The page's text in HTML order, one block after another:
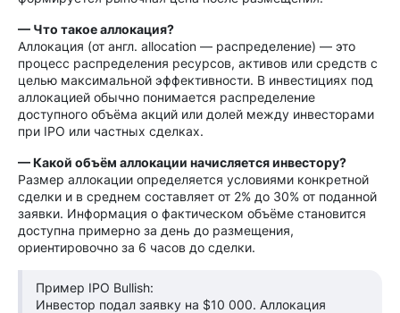
— Что такое аллокация?
Аллокация (от англ. allocation — распределение) — это
процесс распределения ресурсов, активов или средств с
целью максимальной эффективности. В инвестициях под
аллокацией обычно понимается распределение
доступного объёма акций или долей между инвесторами
при IPO или частных сделках.
— Какой объём аллокации начисляется инвестору?
Размер аллокации определяется условиями конкретной
сделки и в среднем составляет от 2% до 30% от поданной
заявки. Информация о фактическом объёме становится
доступна примерно за день до размещения,
ориентировочно за 6 часов до сделки.
Пример IPO Bullish:
Инвестор подал заявку на $10 000. Аллокация